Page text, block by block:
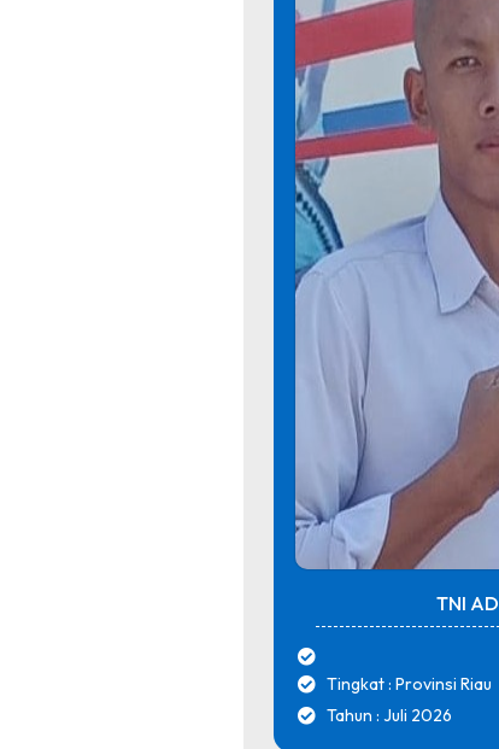
TNI AD
Tingkat : Provinsi Riau
Tahun : Juli 2026